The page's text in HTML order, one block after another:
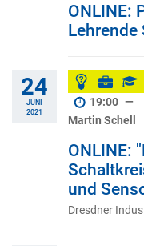
ONLINE:
Lehrende
24
JUNI
2021
19:00 —
Martin Schell
ONLINE:
und
Dresdner